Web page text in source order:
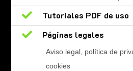

Tutoriales PDF de uso

Páginas legales
Aviso legal, política de
cookies